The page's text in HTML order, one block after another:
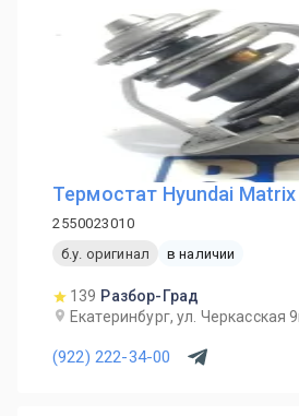
Термостат Hyundai Matrix
2550023010
б.у. оригинал
в наличии
139 Разбор-Град
Екатеринбург, ул. Черкасская
(922) 222-34-00